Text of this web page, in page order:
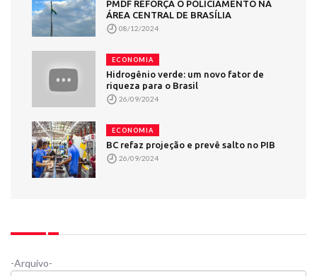
PMDF REFORÇA O POLICIAMENTO NA
ÁREA CENTRAL DE BRASÍLIA
08/12/2024
ECONOMIA
Hidrogênio verde: um novo fator de
riqueza para o Brasil
26/09/2024
ECONOMIA
BC refaz projeção e prevê salto no PIB
26/09/2024
-Arquivo-